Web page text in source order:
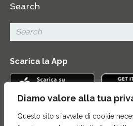
Diamo valore alla tua
Questo sito si avvale di cookie
Search
Scarica la App
Contatti|Area Stampa|Mappa